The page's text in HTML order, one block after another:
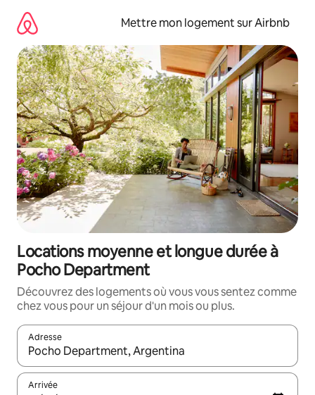
directement
contenu
Mettre mon logement sur Airbnb
Locations moyenne et longue durée à
Pocho Department
Découvrez des logements où vous vous sentez comme
chez vous pour un séjour d'un mois ou plus.
Adresse
Lorsque les résultats s'affichent, utilisez les flèches vers le
Arrivée